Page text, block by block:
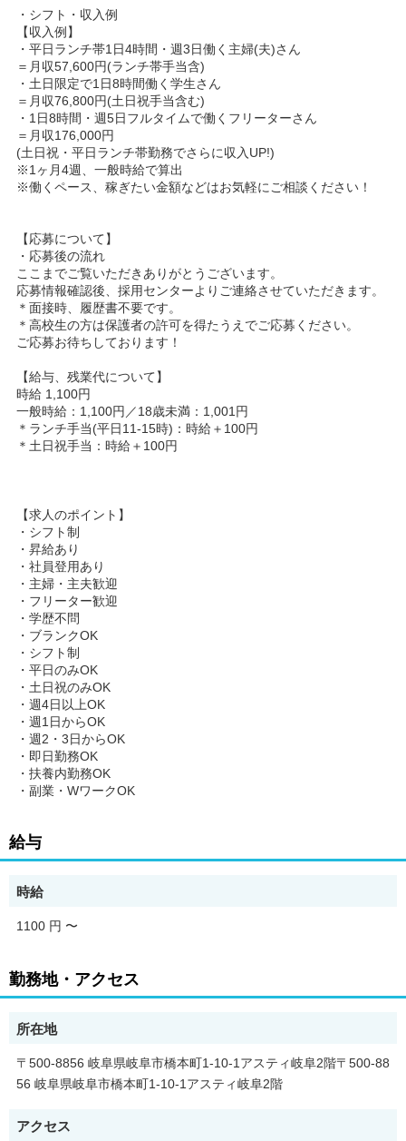
・シフト・収入例
【収入例】
・平日ランチ帯1日4時間・週3日働く主婦(夫)さん
＝月収57,600円(ランチ帯手当含)
・土日限定で1日8時間働く学生さん
＝月収76,800円(土日祝手当含む)
・1日8時間・週5日フルタイムで働くフリーターさん
＝月収176,000円
(土日祝・平日ランチ帯勤務でさらに収入UP!)
※1ヶ月4週、一般時給で算出
※働くペース、稼ぎたい金額などはお気軽にご相談ください！
【応募について】
・応募後の流れ
ここまでご覧いただきありがとうございます。
応募情報確認後、採用センターよりご連絡させていただきます。
＊面接時、履歴書不要です。
＊高校生の方は保護者の許可を得たうえでご応募ください。
ご応募お待ちしております！
【給与、残業代について】
時給 1,100円
一般時給：1,100円／18歳未満：1,001円
＊ランチ手当(平日11-15時)：時給＋100円
＊土日祝手当：時給＋100円
【求人のポイント】
・シフト制
・昇給あり
・社員登用あり
・主婦・主夫歓迎
・フリーター歓迎
・学歴不問
・ブランクOK
・シフト制
・平日のみOK
・土日祝のみOK
・週4日以上OK
・週1日からOK
・週2・3日からOK
・即日勤務OK
・扶養内勤務OK
・副業・WワークOK
給与
時給
1100 円 〜
勤務地・アクセス
所在地
〒500-8856 岐阜県岐阜市橋本町1-10-1アスティ岐阜2階〒500-88
56 岐阜県岐阜市橋本町1-10-1アスティ岐阜2階
アクセス